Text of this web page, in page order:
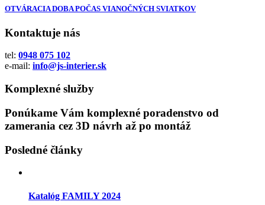
OTVÁRACIA DOBA POČAS VIANOČNÝCH SVIATKOV
Kontaktuje nás
tel: 0948 075 102
e-mail: info@js-interier.sk
Komplexné služby
Ponúkame Vám komplexné poradenstvo od
zamerania cez 3D návrh až po montáž
Posledné články
Katalóg FAMILY 2024